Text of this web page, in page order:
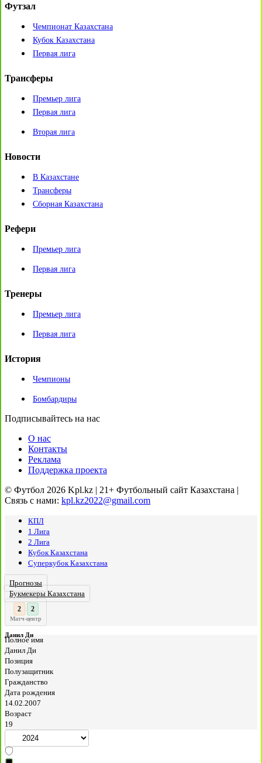
Футзал
Чемпионат Казахстана
Кубок Казахстана
Первая лига
Трансферы
Премьер лига
Первая лига
Вторая лига
Новости
В Казахстане
Трансферы
Сборная Казахстана
Рефери
Премьер лига
Первая лига
Тренеры
Премьер лига
Первая лига
История
Чемпионы
Бомбардиры
Подписывайтесь на нас
О нас
Контакты
Реклама
Поддержка проекта
© Футбол 2026 Kpl.kz | 21+ Футбольный сайт Казахстана |
Связь с нами: kpl.kz2022@gmail.com
КПЛ
1 Лига
2 Лига
Кубок Казахстана
Суперкубок Казахстана
Прогнозы
Букмекеры Казахстана
3 : 2
Матч-центр
Данил Ди
Полное имя
Данил Ди
Позиция
Полузащитник
Гражданство
Дата рождения
14.02.2007
Возраст
19